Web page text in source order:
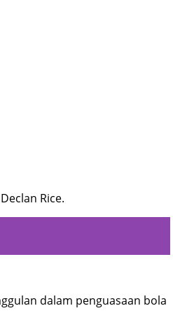
Rice.
dalam penguasaan bola